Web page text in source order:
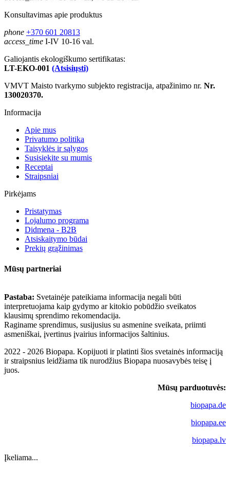
Konsultavimas apie produktus
phone +370 601 20813
access_time I-IV 10-16 val.
Galiojantis ekologiškumo sertifikatas:
LT-EKO-001 (Atsisiųsti)
VMVT Maisto tvarkymo subjekto registracija, atpažinimo nr. Nr.
130020370.
Informacija
Apie mus
Privatumo politika
Taisyklės ir sąlygos
Susisiekite su mumis
Receptai
Straipsniai
Pirkėjams
Pristatymas
Lojalumo programa
Didmena - B2B
Atsiskaitymo būdai
Prekių grąžinimas
Mūsų partneriai
Pastaba: Svetainėje pateikiama informacija negali būti
interpretuojama kaip gydymo ar kitokio pobūdžio sveikatos
klausimų sprendimo rekomendacija.
Raginame sprendimus, susijusius su asmenine sveikata, priimti
asmeniškai, įvertinus įvairius informacijos šaltinius.
2022 - 2026 Biopapa. Kopijuoti ir platinti šios svetainės informaciją
ir straipsnius leidžiama tik nurodžius Biopapa nuosavybės teisę į
juos.
Mūsų parduotuvės:
biopapa.de
biopapa.ee
biopapa.lv
Įkeliama...